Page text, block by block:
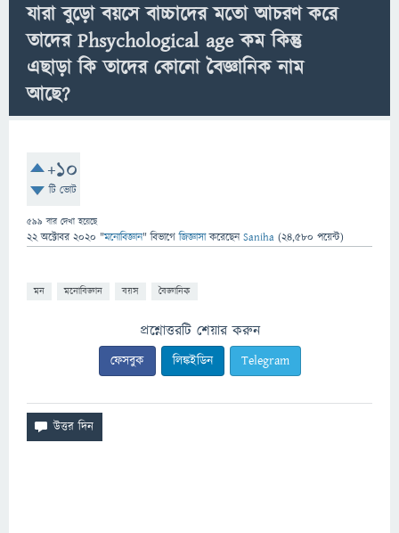
যারা বুড়ো বয়সে বাচ্চাদের মতো আচরণ করে
তাদের Phsychological age কম কিন্তু
এছাড়া কি তাদের কোনো বৈজ্ঞানিক নাম
আছে?
+10
টি ভোট
599 বার দেখা হয়েছে
22 অক্টোবর 2020 "মনোবিজ্ঞান" বিভাগে জিজ্ঞাসাকরেছেনSaniha (24,580 পয়েন্ট)
মন মনোবিজ্ঞান বয়স বৈজ্ঞানিক
প্রশ্নোত্তরটি শেয়ার করুন
ফেসবুক লিঙ্কইডিন Telegram